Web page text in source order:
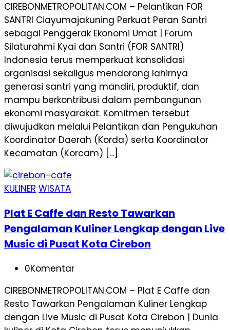
CIREBONMETROPOLITAN.COM – Pelantikan FOR
SANTRI Ciayumajakuning Perkuat Peran Santri
sebagai Penggerak Ekonomi Umat | Forum
Silaturahmi Kyai dan Santri (FOR SANTRI)
Indonesia terus memperkuat konsolidasi
organisasi sekaligus mendorong lahirnya
generasi santri yang mandiri, produktif, dan
mampu berkontribusi dalam pembangunan
ekonomi masyarakat. Komitmen tersebut
diwujudkan melalui Pelantikan dan Pengukuhan
Koordinator Daerah (Korda) serta Koordinator
Kecamatan (Korcam) […]
KULINER WISATA
Plat E Caffe dan Resto Tawarkan
Pengalaman Kuliner Lengkap dengan Live
Music di Pusat Kota Cirebon
0Komentar
CIREBONMETROPOLITAN.COM – Plat E Caffe dan
Resto Tawarkan Pengalaman Kuliner Lengkap
dengan Live Music di Pusat Kota Cirebon | Dunia